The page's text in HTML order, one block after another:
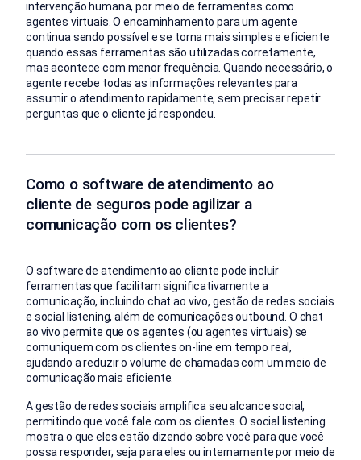
intervenção humana, por meio de ferramentas como
agentes virtuais. O encaminhamento para um agente
continua sendo possível e se torna mais simples e eficiente
quando essas ferramentas são utilizadas corretamente,
mas acontece com menor frequência. Quando necessário, o
agente recebe todas as informações relevantes para
assumir o atendimento rapidamente, sem precisar repetir
perguntas que o cliente já respondeu.
Como o software de atendimento ao
cliente de seguros pode agilizar a
comunicação com os clientes?
O software de atendimento ao cliente pode incluir
ferramentas que facilitam significativamente a
comunicação, incluindo chat ao vivo, gestão de redes sociais
e social listening, além de comunicações outbound. O chat
ao vivo permite que os agentes (ou agentes virtuais) se
comuniquem com os clientes on-line em tempo real,
ajudando a reduzir o volume de chamadas com um meio de
comunicação mais eficiente.
A gestão de redes sociais amplifica seu alcance social,
permitindo que você fale com os clientes. O social listening
mostra o que eles estão dizendo sobre você para que você
possa responder, seja para eles ou internamente por meio de